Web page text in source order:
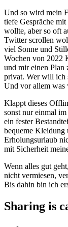
Und so wird mein
tiefe Gespräche
wollte, aber so oft
Twitter scrollen
viel Sonne und
Wochen von 2022
und mir einen Plan
privat. Wer will ich
Und vor allem was
Klappt dieses
sonst nur einmal
ein fester
bequeme Kleidung
Erholungsurlaub
mit Sicherheit
Wenn alles gut
nicht vermiesen,
Bis dahin bin ich
Sharing is